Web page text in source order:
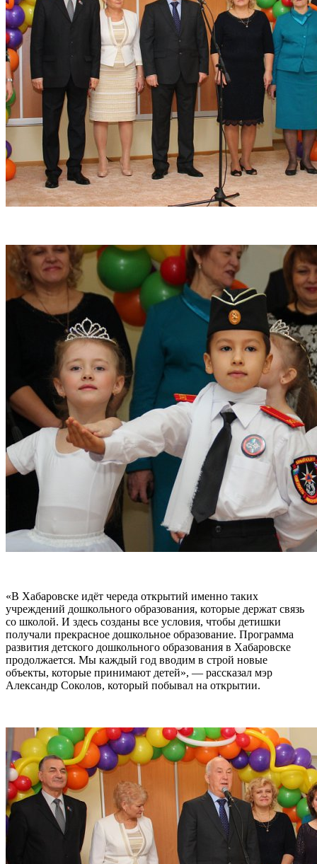
«В Хабаровске идёт череда открытий именно таких
учреждений дошкольного образования, которые держат связь
со школой. И здесь созданы все условия, чтобы детишки
получали прекрасное дошкольное образование. Программа
развития детского дошкольного образования в Хабаровске
продолжается. Мы каждый год вводим в строй новые
объекты, которые принимают детей», — рассказал мэр
Александр Соколов, который побывал на открытии.